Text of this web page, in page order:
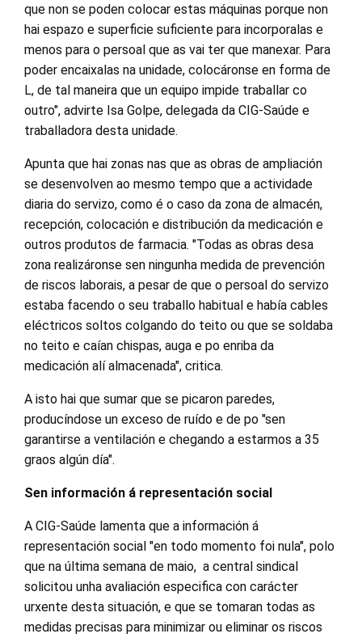
que non se poden colocar estas máquinas porque non
hai espazo e superficie suficiente para incorporalas e
menos para o persoal que as vai ter que manexar. Para
poder encaixalas na unidade, colocáronse en forma de
L, de tal maneira que un equipo impide traballar co
outro", advirte Isa Golpe, delegada da CIG-Saúde e
traballadora desta unidade.
Apunta que hai zonas nas que as obras de ampliación
se desenvolven ao mesmo tempo que a actividade
diaria do servizo, como é o caso da zona de almacén,
recepción, colocación e distribución da medicación e
outros produtos de farmacia. "Todas as obras desa
zona realizáronse sen ningunha medida de prevención
de riscos laborais, a pesar de que o persoal do servizo
estaba facendo o seu traballo habitual e había cables
eléctricos soltos colgando do teito ou que se soldaba
no teito e caían chispas, auga e po enriba da
medicación alí almacenada", critica.
A isto hai que sumar que se picaron paredes,
producíndose un exceso de ruído e de po "sen
garantirse a ventilación e chegando a estarmos a 35
graos algún día".
Sen información á representación social
A CIG-Saúde lamenta que a información á
representación social "en todo momento foi nula", polo
que na última semana de maio, a central sindical
solicitou unha avaliación especifica con carácter
urxente desta situación, e que se tomaran todas as
medidas precisas para minimizar ou eliminar os riscos